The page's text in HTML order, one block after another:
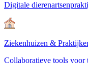
Digitale
Ziekenhuizen &
Collaboratieve tools voor